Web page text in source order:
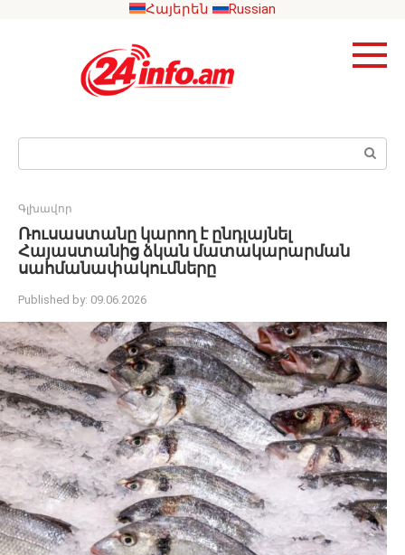
Հայերեն Russian
Search:
Գլխավոր
Ռուսաստանը կարող է ընդլայնել
Հայաստանից ձկան մատակարարման
սահմանափակումները
Published by: 09.06.2026